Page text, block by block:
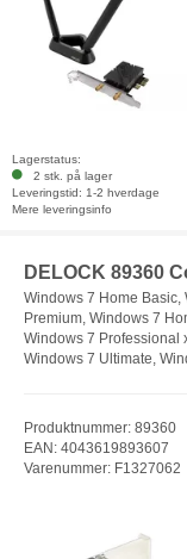
Lagerstatus:
2 stk. på lager
Leveringstid: 1-2 hverdage
Mere leveringsinfo
DELOCK 89360
Windows 7 Home Basic,
Premium, Windows 7
Windows 7 Professional
Windows 7 Ultimate,
Produktnummer: 89360
EAN: 4043619893607
Varenummer: F1327062